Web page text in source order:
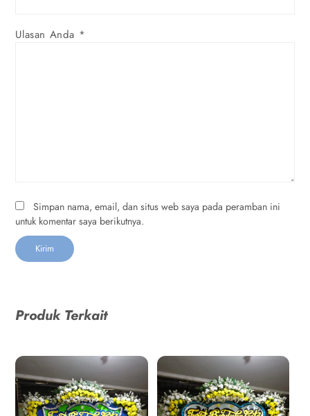
Ulasan Anda *
Simpan nama, email, dan situs web saya pada peramban ini
untuk komentar saya berikutnya.
Produk Terkait